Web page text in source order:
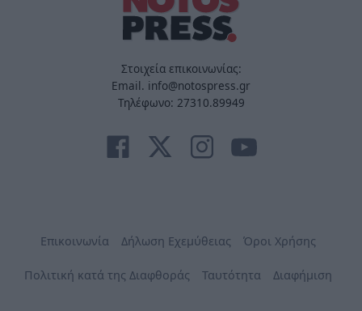
Στοιχεία επικοινωνίας:
Email. info@notospress.gr
Τηλέφωνο: 27310.89949
Επικοινωνία Δήλωση Εχεμύθειας Όροι Χρήσης
Πολιτική κατά της Διαφθοράς Ταυτότητα Διαφήμιση